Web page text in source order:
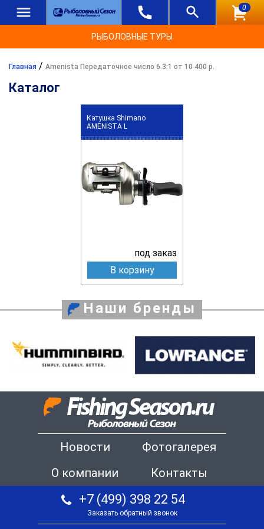
0
РЫБОЛОВНЫЕ ТУРЫ
Главная / Amenista Передаточное число 6.3:1 от 10 400 р.
Каталог
Катушка Shimano
AMENISTA L
под заказ
В корзину
Наши бренды
Новости
Фотогалерея
О компании
Контакты
+7 (499) 398 22 54
Заказать обратный звонок